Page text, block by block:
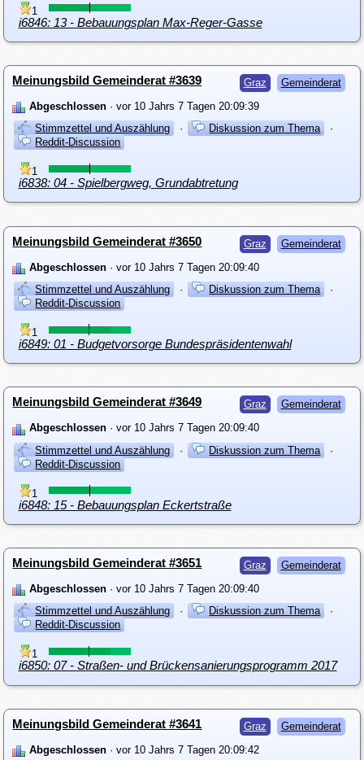
1
i6846: 13 - Bebauungsplan Max-Reger-Gasse
Graz Gemeinderat
Meinungsbild Gemeinderat #3639
Abgeschlossen · vor 10 Jahrs 7 Tagen 20:09:39
Stimmzettel und Auszählung
· Diskussion zum Thema
·
Reddit-Discussion
1
i6838: 04 - Spielbergweg, Grundabtretung
Graz Gemeinderat
Meinungsbild Gemeinderat #3650
Abgeschlossen · vor 10 Jahrs 7 Tagen 20:09:40
Stimmzettel und Auszählung
· Diskussion zum Thema
·
Reddit-Discussion
1
i6849: 01 - Budgetvorsorge Bundespräsidentenwahl
Graz Gemeinderat
Meinungsbild Gemeinderat #3649
Abgeschlossen · vor 10 Jahrs 7 Tagen 20:09:40
Stimmzettel und Auszählung
· Diskussion zum Thema
·
Reddit-Discussion
1
i6848: 15 - Bebauungsplan Eckertstraße
Graz Gemeinderat
Meinungsbild Gemeinderat #3651
Abgeschlossen · vor 10 Jahrs 7 Tagen 20:09:40
Stimmzettel und Auszählung
· Diskussion zum Thema
·
Reddit-Discussion
1
i6850: 07 - Straßen- und Brückensanierungsprogramm 2017
Graz Gemeinderat
Meinungsbild Gemeinderat #3641
Abgeschlossen · vor 10 Jahrs 7 Tagen 20:09:42